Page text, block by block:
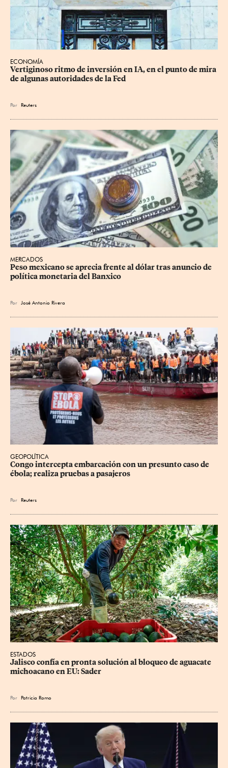
ECONOMÍA
Vertiginoso ritmo de inversión en IA, en el punto de mira
de algunas autoridades de la Fed
Por Reuters
MERCADOS
Peso mexicano se aprecia frente al dólar tras anuncio de
política monetaria del Banxico
Por José Antonio Rivera
GEOPOLÍTICA
Congo intercepta embarcación con un presunto caso de
ébola; realiza pruebas a pasajeros
Por Reuters
ESTADOS
Jalisco confía en pronta solución al bloqueo de aguacate
michoacano en EU: Sader
Por Patricia Romo